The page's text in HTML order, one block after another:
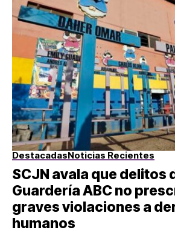
DestacadasNoticias Recientes
SCJN avala que delitos
Guardería ABC no
graves violaciones a
humanos